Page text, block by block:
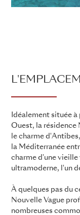
Idéalement située
Ouest, la résidence
le charme
la Méditerranée
charme d'une
ultramoderne, l'un
À quelques pas du
Nouvelle Vague
nombreuses